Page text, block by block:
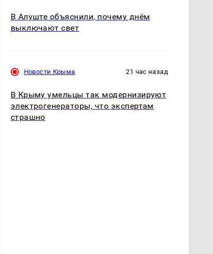
В Алуште объяснили, почему днём
выключают свет
Новости Крыма 21 час назад
В Крыму умельцы так модернизируют
электрогенераторы, что экспертам
страшно